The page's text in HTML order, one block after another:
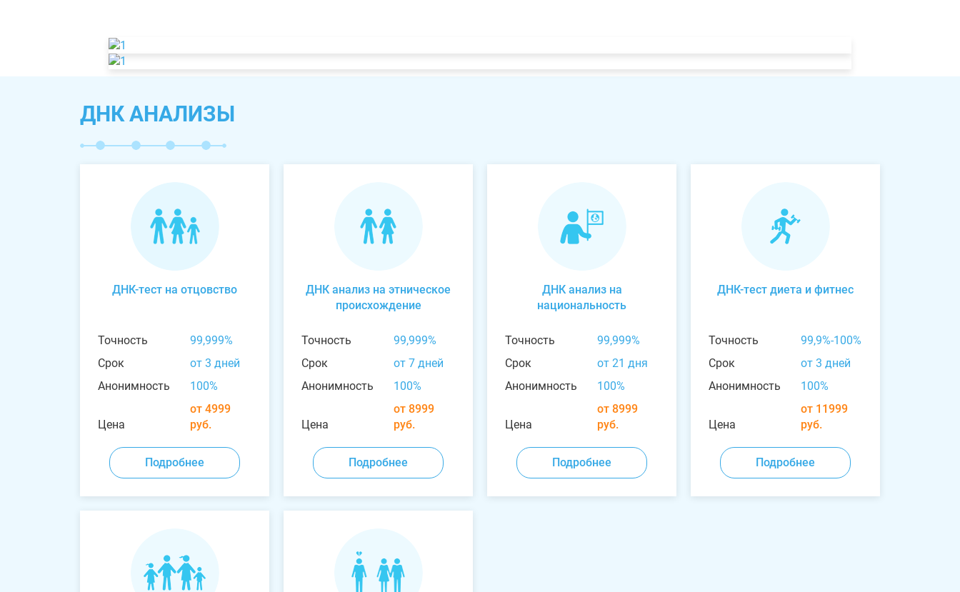
ДНК АНАЛИЗЫ
ДНК-тест на отцовство
Точность
99,999%
Срок
от 3 дней
Анонимность
100%
Цена
от 4999
руб.
Подробнее
ДНК анализ на этническое
происхождение
Точность
99,999%
Срок
от 7 дней
Анонимность
100%
Цена
от 8999
руб.
Подробнее
ДНК анализ на
национальность
Точность
99,999%
Срок
от 21 дня
Анонимность
100%
Цена
от 8999
руб.
Подробнее
ДНК-тест диета и фитнес
Точность
99,9%-100%
Срок
от 3 дней
Анонимность
100%
Цена
от 11999
руб.
Подробнее